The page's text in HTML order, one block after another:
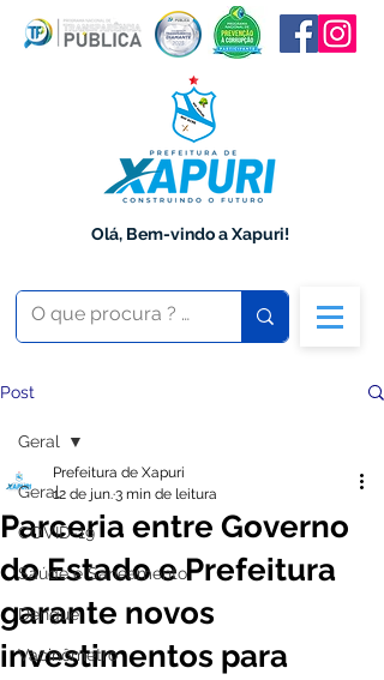
Olá, Bem-vindo a Xapuri!
Post
Geral
COVID-19
Saúde e Saneamento
Dengue
Vacinômetro
Geral
Parceria entre Governo
do Estado e Prefeitura
garante novos
investimentos para
Prefeitura de Xapuri
12 de jun.3 min de leitura